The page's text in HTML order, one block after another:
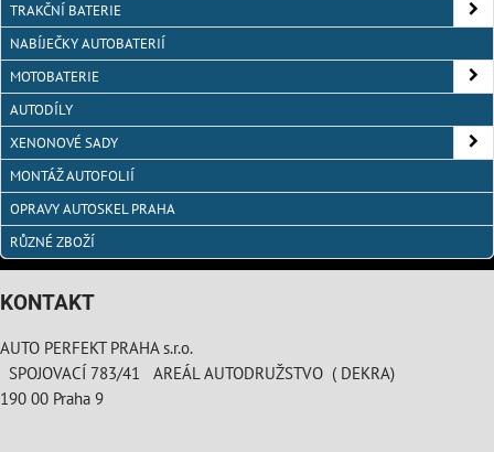
TRAKČNÍ BATERIE
NABÍJEČKY AUTOBATERIÍ
MOTOBATERIE
AUTODÍLY
XENONOVÉ SADY
MONTÁŽ AUTOFOLIÍ
OPRAVY AUTOSKEL PRAHA
RŮZNÉ ZBOŽÍ
KONTAKT
AUTO PERFEKT PRAHA s.r.o.
SPOJOVACÍ 783/41 AREÁL AUTODRUŽSTVO ( DEKRA)
190 00 Praha 9